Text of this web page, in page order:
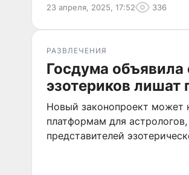
23 апреля, 2025, 17:52 336
РАЗВЛЕЧЕНИЯ
Госдума объявила
эзотериков лишат
Новый законопроект может
платформам для
представителей